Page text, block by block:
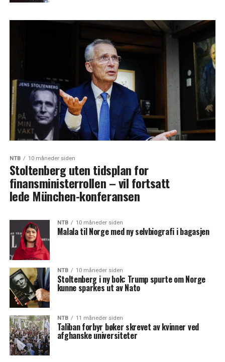
NTB 10 måneder siden
Stoltenberg uten tidsplan for
finansministerrollen – vil fortsatt
lede München-konferansen
NTB 10 måneder siden
Malala til Norge med ny selvbiografi i bagasjen
NTB 10 måneder siden
Stoltenberg i ny bok: Trump spurte om Norge
kunne sparkes ut av Nato
NTB 11 måneder siden
Taliban forbyr bøker skrevet av kvinner ved
afghanske universiteter